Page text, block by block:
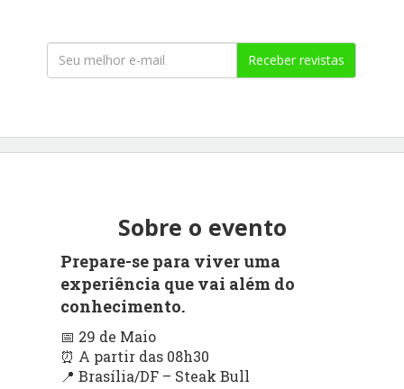
Receber revistas
Sobre o evento
Prepare-se para viver uma
experiência que vai além do
conhecimento.
📅 29 de Maio
⏰ A partir das 08h30
📍 Brasília/DF – Steak Bull